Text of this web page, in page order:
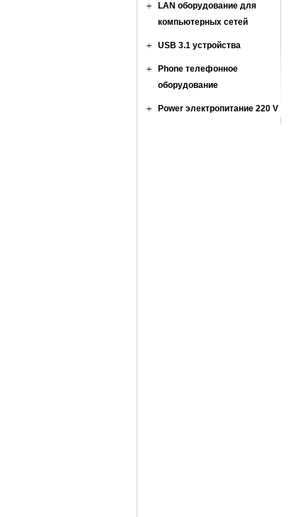
LAN оборудование для
компьютерных сетей
USB 3.1 устройства
Phone телефонное
оборудование
Power электропитание 220 V